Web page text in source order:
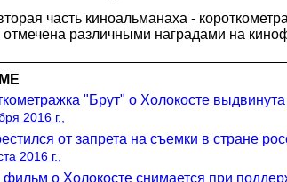
часть киноальманаха -
различными наградами на
"Брут" о Холокосте
2016 г.,
от запрета на съемки в стране
2016 г.,
о Холокосте снимается при